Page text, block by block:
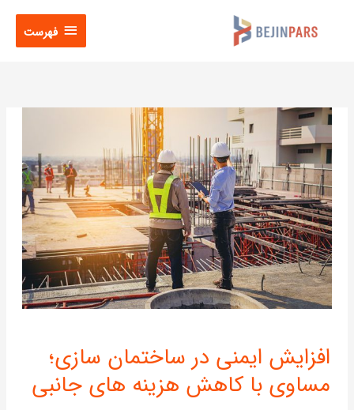
فهرست
فهرست
افزایش ایمنی در ساختمان سازی؛
مساوی با کاهش هزینه های جانبی
ایمنی
در
ساختمان